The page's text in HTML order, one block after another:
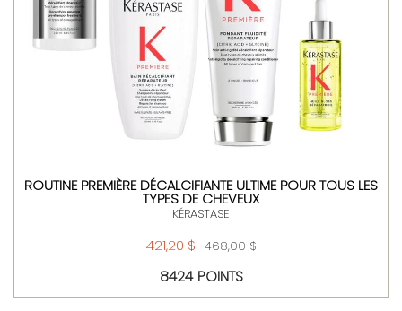
ROUTINE PREMIÈRE DÉCALCIFIANTE ULTIME POUR TOUS LES
TYPES DE CHEVEUX
KÉRASTASE
421,20 $ 468,00 $
8424 POINTS